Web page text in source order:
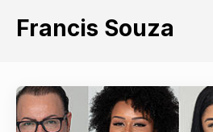
Francis Souza